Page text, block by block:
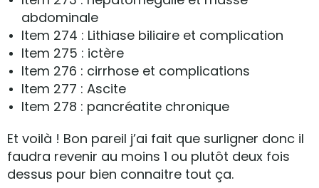
abdominale
Item 274 : Lithiase biliaire et complication
Item 275 : ictère
Item 276 : cirrhose et complications
Item 277 : Ascite
Item 278 : pancréatite chronique
Et voilà ! Bon pareil j’ai fait que surligner donc il
faudra revenir au moins 1 ou plutôt deux fois
dessus pour bien connaitre tout ça.